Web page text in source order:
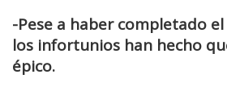
-Pese a haber completado
los infortunios han hecho
épico.